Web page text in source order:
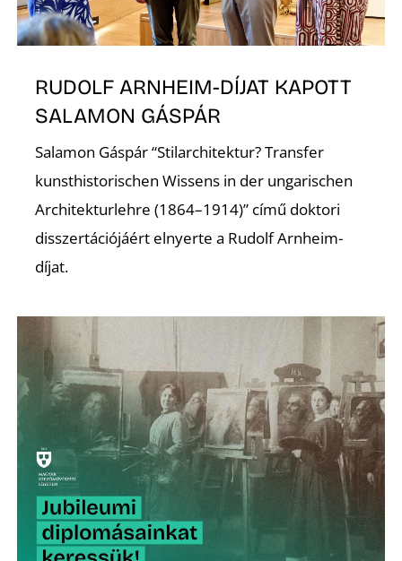
RUDOLF ARNHEIM-DÍJAT KAPOTT
SALAMON GÁSPÁR
Salamon Gáspár “Stilarchitektur? Transfer
kunsthistorischen Wissens in der ungarischen
Architekturlehre (1864–1914)” című doktori
disszertációjáért elnyerte a Rudolf Arnheim-
díjat.